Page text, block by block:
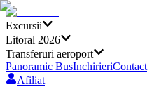
Excursii
Litoral 2026
Transferuri aeroport
Panoramic BusInchirieriContact
Afiliat